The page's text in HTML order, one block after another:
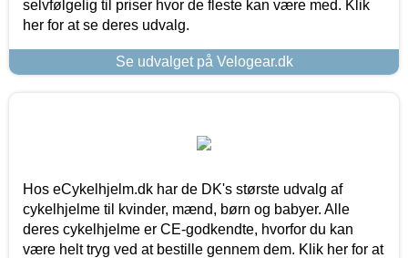
selvfølgelig til priser hvor de fleste kan være med. Klik
her for at se deres udvalg.
Se udvalget på Velogear.dk
Hos eCykelhjelm.dk har de DK's største udvalg af
cykelhjelme til kvinder, mænd, børn og babyer. Alle
deres cykelhjelme er CE-godkendte, hvorfor du kan
være helt tryg ved at bestille gennem dem. Klik her for at